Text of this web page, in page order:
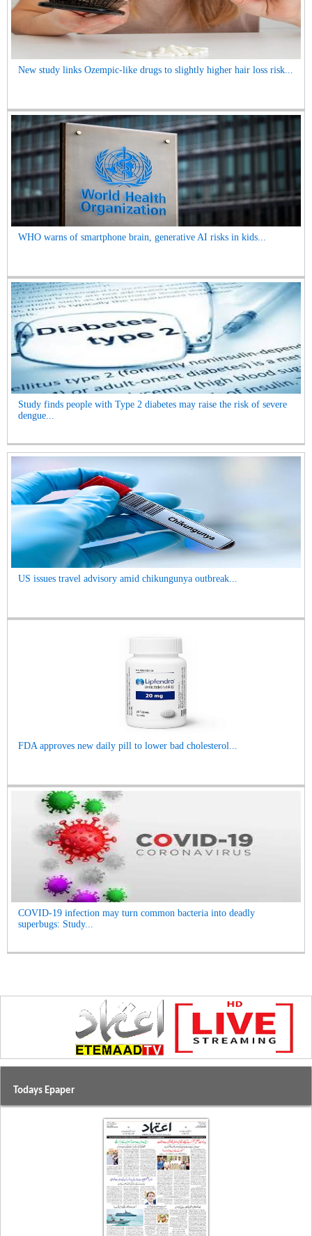
New study links Ozempic-like drugs to slightly higher hair loss risk...
WHO warns of smartphone brain, generative AI risks in kids...
Study finds people with Type 2 diabetes may raise the risk of severe
dengue...
US issues travel advisory amid chikungunya outbreak...
FDA approves new daily pill to lower bad cholesterol...
COVID-19 infection may turn common bacteria into deadly
superbugs: Study...
Todays Epaper